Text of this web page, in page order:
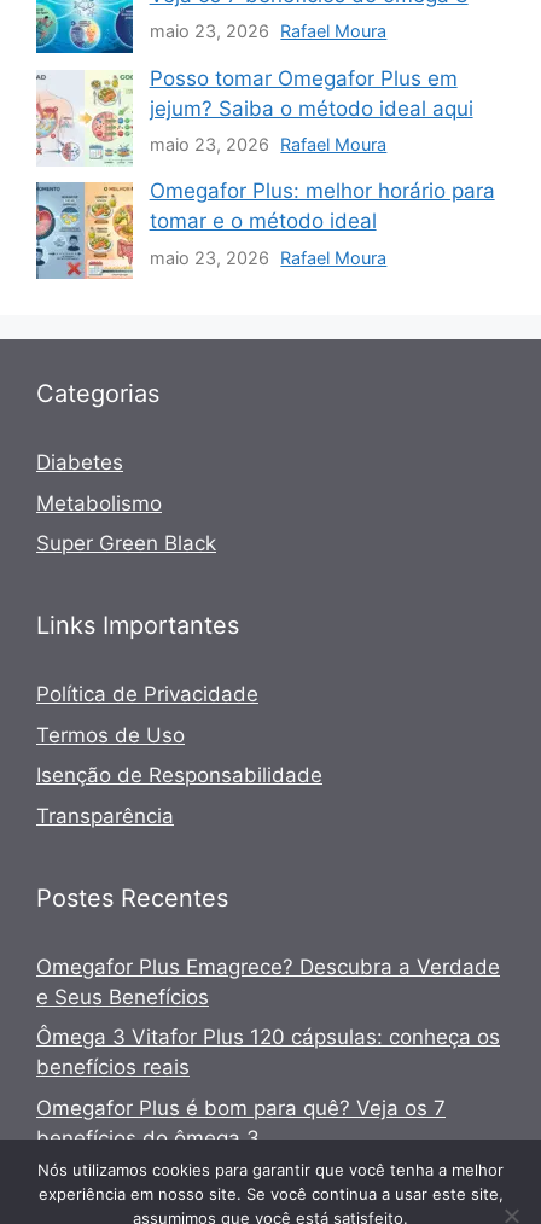
maio 23, 2026 Rafael Moura
Posso tomar Omegafor Plus em
jejum? Saiba o método ideal aqui
maio 23, 2026 Rafael Moura
Omegafor Plus: melhor horário para
tomar e o método ideal
maio 23, 2026 Rafael Moura
Categorias
Diabetes
Metabolismo
Super Green Black
Links Importantes
Política de Privacidade
Termos de Uso
Isenção de Responsabilidade
Transparência
Postes Recentes
Omegafor Plus Emagrece? Descubra a Verdade
e Seus Benefícios
Ômega 3 Vitafor Plus 120 cápsulas: conheça os
benefícios reais
Omegafor Plus é bom para quê? Veja os 7
benefícios do ômega 3
Nós utilizamos cookies para garantir que você tenha a melhor
experiência em nosso site. Se você continua a usar este site,
assumimos que você está satisfeito.